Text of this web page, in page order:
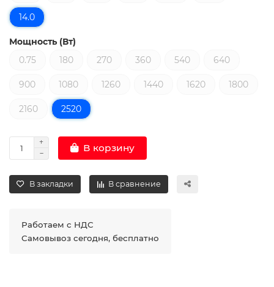
14.0
Мощность (Вт)
0.75
180 270 360 540 640
900 1080 1260 1440 1620 1800
2160 2520
В корзину
В закладки В сравнение
Работаем с НДС
Самовывоз сегодня, бесплатно